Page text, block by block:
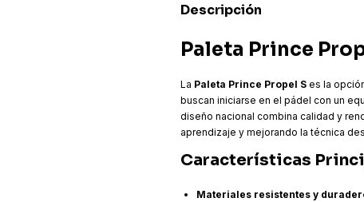
Descripción
Paleta Prince
La Paleta Prince Propel S es la
buscan iniciarse en el pádel con un
diseño nacional combina calidad y
aprendizaje y mejorando la técnica
Características
Materiales resistentes y